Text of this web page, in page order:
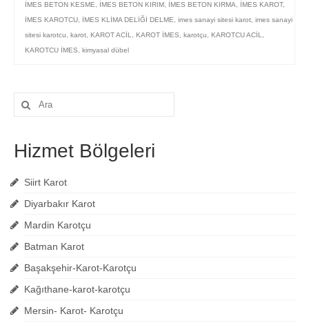
İMES BETON KESME
İMES BETON KIRIM İMES BETON KIRMA İMES KAROT,
İMES KAROTCU
İMES KLİMA DELİĞİ DELME imes sanayi sitesi karot imes sanayi
sitesi karotcu
karot KAROT ACİL KAROT İMES karotçu KAROTCU ACİL
KAROTCU İMES
kimyasal dübel
Şunu
ara:
Hizmet Bölgeleri
Siirt Karot
Diyarbakır Karot
Mardin Karotçu
Batman Karot
Başakşehir-Karot-Karotçu
Kağıthane-karot-karotçu
Mersin- Karot- Karotçu